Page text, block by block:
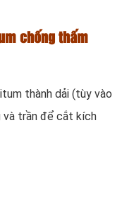
chống thấm
thành dải (tùy vào
và trần để cắt kích